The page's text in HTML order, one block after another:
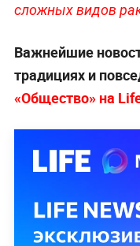
сложных видов
Важнейшие
традициях и
«Общество» на